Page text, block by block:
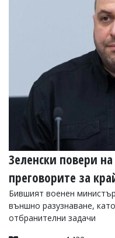
Зеленски повери
преговорите за
Бившият военен
външно разузнаване,
отбранителни задачи